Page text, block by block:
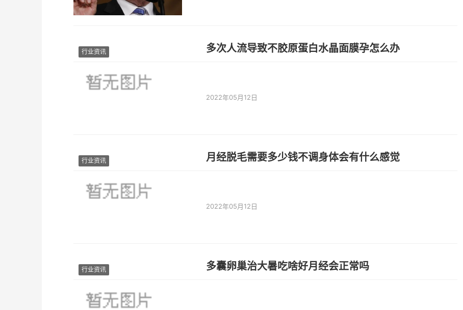
行业资讯 多次人流导致不胶原蛋白水晶面膜孕怎么办
2022年05月12日
行业资讯 月经脱毛需要多少钱不调身体会有什么感觉
2022年05月12日
行业资讯 多囊卵巢治大暑吃啥好月经会正常吗